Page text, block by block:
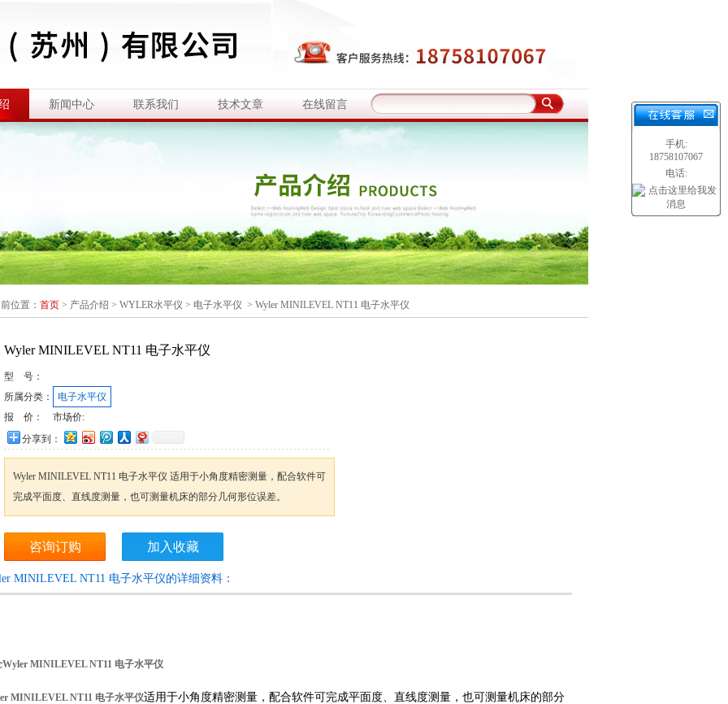
新闻中心 联系我们 技术文章 在线留言
位置： 首页 > 产品介绍 > WYLER水平仪 > 电子水平仪 > Wyler MINILEVEL NT11 电子水平仪
Wyler MINILEVEL NT11 电子水平仪
型 号：
所属分类：
电子水平仪
报 价：
市场价:
分享到：
Wyler MINILEVEL NT11 电子水平仪 适用于小角度精密测量，配合软件可
完成平面度、直线度测量，也可测量机床的部分几何形位误差。
咨询订购 加入收藏
MINILEVEL NT11 电子水平仪的详细资料：
Wyler MINILEVEL NT11 电子水平仪
MINILEVEL NT11 电子水平仪适用于小角度精密测量，配合软件可完成平面度、直线度测量，也可测量机床的部分
手机:
18758107067
电话: